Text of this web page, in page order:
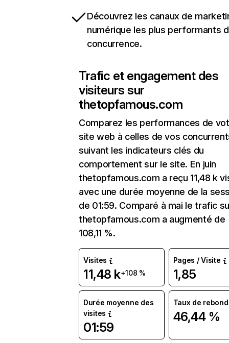
Découvrez les canaux de
numérique les plus performants
concurrence.
Trafic et engagement des
visiteurs sur
thetopfamous.com
Comparez les performances de
site web à celles de vos
suivant les indicateurs clés du
comportement sur le site. En juin
thetopfamous.com a reçu 11,48 k
avec une durée moyenne de la
de 01:59. Comparé à mai le trafic
thetopfamous.com a augmenté de
108,11 %.
Visites
11,48 k+108 %
Pages / Visite
1,85
Durée moyenne des
visites
01:59
Taux de rebond
46,44 %